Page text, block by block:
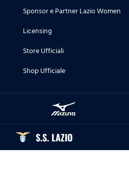
Sponsor e Partner Lazio Women
Licensing
Store Ufficiali
Shop Ufficiale
S.S. LAZIO